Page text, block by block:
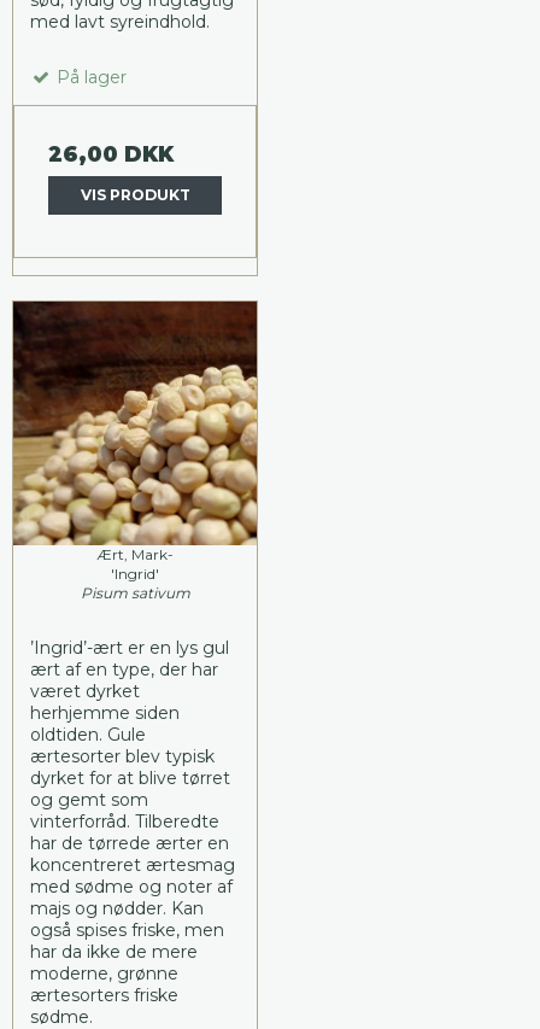
med lavt syreindhold.
På lager
26,00 DKK
VIS PRODUKT
Ært, Mark-
'Ingrid'
Pisum sativum
’Ingrid’-ært er en lys gul
ært af en type, der har
været dyrket
herhjemme siden
oldtiden. Gule
ærtesorter blev typisk
dyrket for at blive tørret
og gemt som
vinterforråd. Tilberedte
har de tørrede ærter en
koncentreret ærtesmag
med sødme og noter af
majs og nødder. Kan
også spises friske, men
har da ikke de mere
moderne, grønne
ærtesorters friske
sødme.